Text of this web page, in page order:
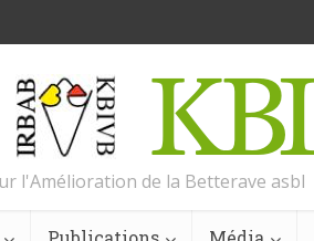
l'Amélioration de la Betterave asbl